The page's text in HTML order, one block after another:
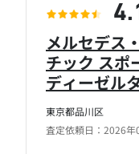
東京都品川区
査定依頼日：2026年
メルセデス
チック スポ
ディーゼル